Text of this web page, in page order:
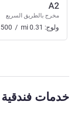
A2
مخرج بالطريق السريع
ولوج: 500 / mi0.31
خدمات فندقية